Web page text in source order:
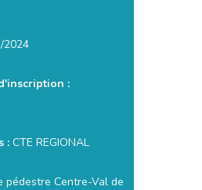
2024
:
: CTE REGIONAL
pédestre Centre-Val de